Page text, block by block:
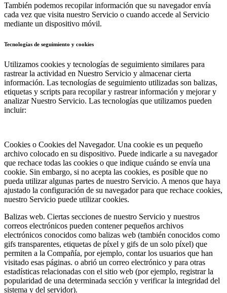
También podemos recopilar información que su navegador envía
cada vez que visita nuestro Servicio o cuando accede al Servicio
mediante un dispositivo móvil.
Tecnologías de seguimiento y cookies
Utilizamos cookies y tecnologías de seguimiento similares para
rastrear la actividad en Nuestro Servicio y almacenar cierta
información. Las tecnologías de seguimiento utilizadas son balizas,
etiquetas y scripts para recopilar y rastrear información y mejorar y
analizar Nuestro Servicio. Las tecnologías que utilizamos pueden
incluir:
Cookies o Cookies del Navegador. Una cookie es un pequeño
archivo colocado en su dispositivo. Puede indicarle a su navegador
que rechace todas las cookies o que indique cuándo se envía una
cookie. Sin embargo, si no acepta las cookies, es posible que no
pueda utilizar algunas partes de nuestro Servicio. A menos que haya
ajustado la configuración de su navegador para que rechace cookies,
nuestro Servicio puede utilizar cookies.
Balizas web. Ciertas secciones de nuestro Servicio y nuestros
correos electrónicos pueden contener pequeños archivos
electrónicos conocidos como balizas web (también conocidos como
gifs transparentes, etiquetas de píxel y gifs de un solo píxel) que
permiten a la Compañía, por ejemplo, contar los usuarios que han
visitado esas páginas. o abrió un correo electrónico y para otras
estadísticas relacionadas con el sitio web (por ejemplo, registrar la
popularidad de una determinada sección y verificar la integridad del
sistema y del servidor).